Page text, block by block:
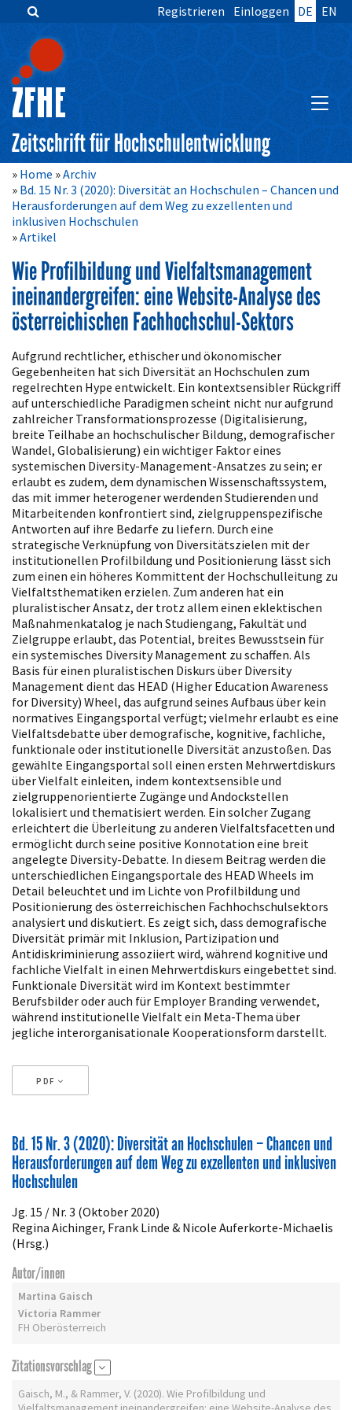
Zum
springen
Hauptnavigation
Inhalt
Sidebar
Registrieren Einloggen DE EN
Zeitschrift für Hochschulentwicklung
Home
Archiv
Bd. 15 Nr. 3 (2020): Diversität an Hochschulen – Chancen und
Herausforderungen auf dem Weg zu exzellenten und
inklusiven Hochschulen
Artikel
Wie Profilbildung und Vielfaltsmanagement
ineinandergreifen: eine Website-Analyse des
österreichischen Fachhochschul-Sektors
Artikelinhalt
Aufgrund rechtlicher, ethischer und ökonomischer
Gegebenheiten hat sich Diversität an Hochschulen zum
regelrechten Hype entwickelt. Ein kontextsensibler Rückgriff
auf unterschiedliche Paradigmen scheint nicht nur aufgrund
zahlreicher Transformationsprozesse (Digitalisierung,
breite Teilhabe an hochschulischer Bildung, demografischer
Wandel, Globalisierung) ein wichtiger Faktor eines
systemischen Diversity-Management-Ansatzes zu sein; er
erlaubt es zudem, dem dynamischen Wissenschaftssystem,
das mit immer heterogener werdenden Studierenden und
Mitarbeitenden konfrontiert sind, zielgruppenspezifische
Antworten auf ihre Bedarfe zu liefern. Durch eine
strategische Verknüpfung von Diversitätszielen mit der
institutionellen Profilbildung und Positionierung lässt sich
zum einen ein höheres Kommittent der Hochschulleitung zu
Vielfaltsthematiken erzielen. Zum anderen hat ein
pluralistischer Ansatz, der trotz allem einen eklektischen
Maßnahmenkatalog je nach Studiengang, Fakultät und
Zielgruppe erlaubt, das Potential, breites Bewusstsein für
ein systemisches Diversity Management zu schaffen. Als
Basis für einen pluralistischen Diskurs über Diversity
Management dient das HEAD (Higher Education Awareness
for Diversity) Wheel, das aufgrund seines Aufbaus über kein
normatives Eingangsportal verfügt; vielmehr erlaubt es eine
Vielfaltsdebatte über demografische, kognitive, fachliche,
funktionale oder institutionelle Diversität anzustoßen. Das
gewählte Eingangsportal soll einen ersten Mehrwertdiskurs
über Vielfalt einleiten, indem kontextsensible und
zielgruppenorientierte Zugänge und Andockstellen
lokalisiert und thematisiert werden. Ein solcher Zugang
erleichtert die Überleitung zu anderen Vielfaltsfacetten und
ermöglicht durch seine positive Konnotation eine breit
angelegte Diversity-Debatte. In diesem Beitrag werden die
unterschiedlichen Eingangsportale des HEAD Wheels im
Detail beleuchtet und im Lichte von Profilbildung und
Positionierung des österreichischen Fachhochschulsektors
analysiert und diskutiert. Es zeigt sich, dass demografische
Diversität primär mit Inklusion, Partizipation und
Antidiskriminierung assoziiert wird, während kognitive und
fachliche Vielfalt in einen Mehrwertdiskurs eingebettet sind.
Funktionale Diversität wird im Kontext bestimmter
Berufsbilder oder auch für Employer Branding verwendet,
während institutionelle Vielfalt ein Meta-Thema über
jegliche interorganisationale Kooperationsform darstellt.
PDF
Bd. 15 Nr. 3 (2020): Diversität an Hochschulen – Chancen und
Herausforderungen auf dem Weg zu exzellenten und inklusiven
Hochschulen
Jg. 15 / Nr. 3 (Oktober 2020)
Regina Aichinger, Frank Linde & Nicole Auferkorte-Michaelis
(Hrsg.)
Autor/innen
Martina Gaisch
Victoria Rammer
FH Oberösterreich
Zitationsvorschlag
Gaisch, M., & Rammer, V. (2020). Wie Profilbildung und